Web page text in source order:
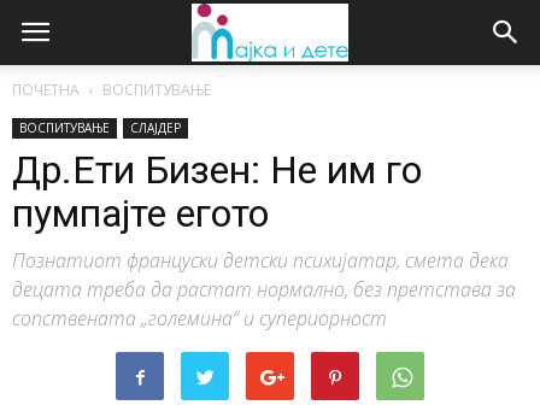
ПОЧЕТНА ВОСПИТУВАЊЕ
ВОСПИТУВАЊЕ СЛАЈДЕР
Др.Ети Бизен: Не им го
пумпајте егото
Познатиот француски детски психијатар, смета дека
децата треба да растат нормално, без претстава за
сопствената „големина“ и супериорност